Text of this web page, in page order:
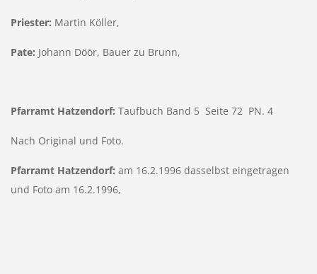
Priester: Martin Köller,
Pate: Johann Döör, Bauer zu Brunn,
Pfarramt Hatzendorf: Taufbuch Band 5 Seite 72 PN. 4
Nach Original und Foto.
Pfarramt Hatzendorf: am 16.2.1996 dasselbst eingetragen
und Foto am 16.2.1996,